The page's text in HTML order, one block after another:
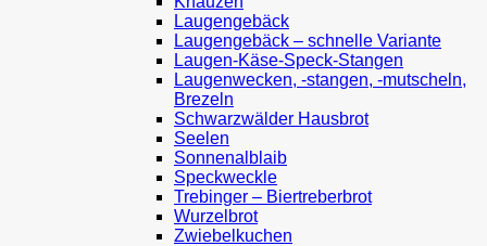
Laugengebäck
Laugengebäck – schnelle Variante
Laugen-Käse-Speck-Stangen
Laugenwecken, -stangen, -mutscheln,
Brezeln
Schwarzwälder Hausbrot
Seelen
Sonnenalblaib
Speckweckle
Trebinger – Biertreberbrot
Wurzelbrot
Zwiebelkuchen